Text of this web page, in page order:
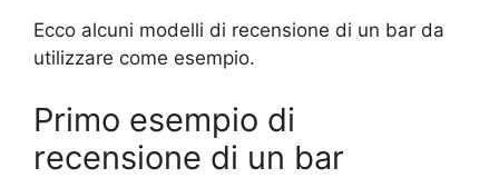
Ecco alcuni modelli di recensione di un bar da
utilizzare come esempio.
Primo esempio di
recensione di un bar